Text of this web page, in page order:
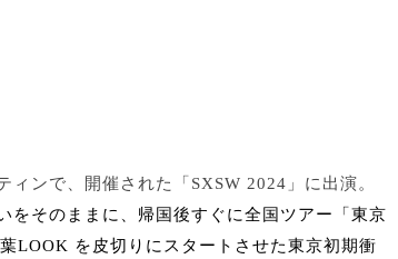
ィンで、
開催された「SXSW 2024」に出演。
をそのままに、帰国後すぐに全国ツアー「 東京
LOOK を皮切りにスタートさせた東京初期衝